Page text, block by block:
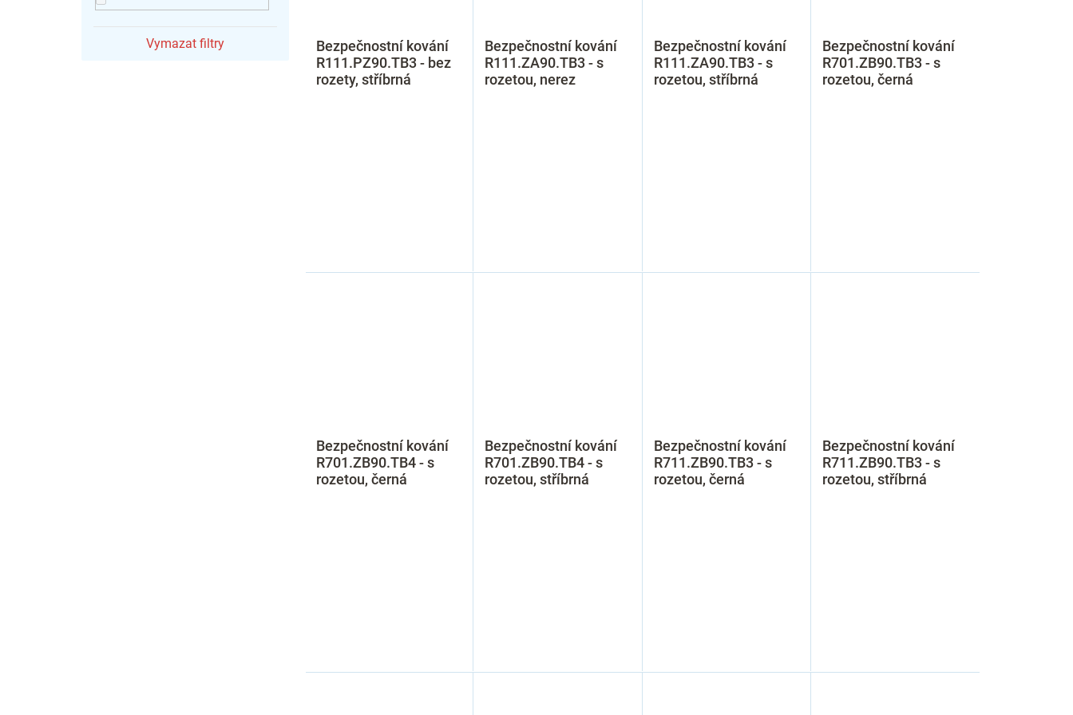
Vymazat filtry
Bezpečnostní kování
R111.PZ90.TB3 - bez
rozety, stříbrná
Bezpečnostní kování
R111.ZA90.TB3 - s
rozetou, nerez
Bezpečnostní kování
R111.ZA90.TB3 - s
rozetou, stříbrná
Bezpečnostní kování
R701.ZB90.TB3 - s
rozetou, černá
Bezpečnostní kování
R701.ZB90.TB4 - s
rozetou, černá
Bezpečnostní kování
R701.ZB90.TB4 - s
rozetou, stříbrná
Bezpečnostní kování
R711.ZB90.TB3 - s
rozetou, černá
Bezpečnostní kování
R711.ZB90.TB3 - s
rozetou, stříbrná